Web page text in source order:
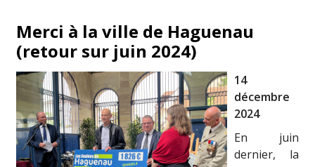
Merci à la ville de Haguenau
(retour sur juin 2024)
14
décembre
2024
En juin
dernier, la